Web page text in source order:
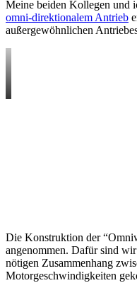
Meine beiden Kollegen und
omni-direktionalem Antrieb
außergewöhnlichen
Die Konstruktion der
angenommen. Dafür sind
nötigen Zusammenhang
Motorgeschwindigkeiten